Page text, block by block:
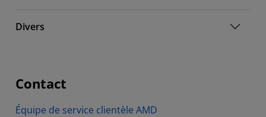
Divers
Contact
Équipe de service clientèle AMD